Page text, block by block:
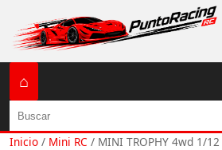
⌂
Buscar
Inicio / Mini RC / MINI TROPHY 4wd 1/